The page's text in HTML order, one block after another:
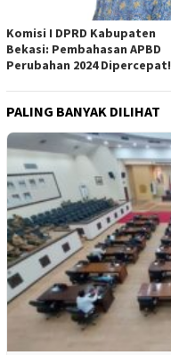
Komisi I DPRD Kabupaten
Bekasi: Pembahasan APBD
Perubahan 2024 Dipercepat!
PALING BANYAK DILIHAT